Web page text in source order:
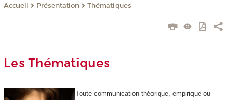
Accueil Présentation Thématiques
Les Thématiques
Toute communication théorique, empirique ou